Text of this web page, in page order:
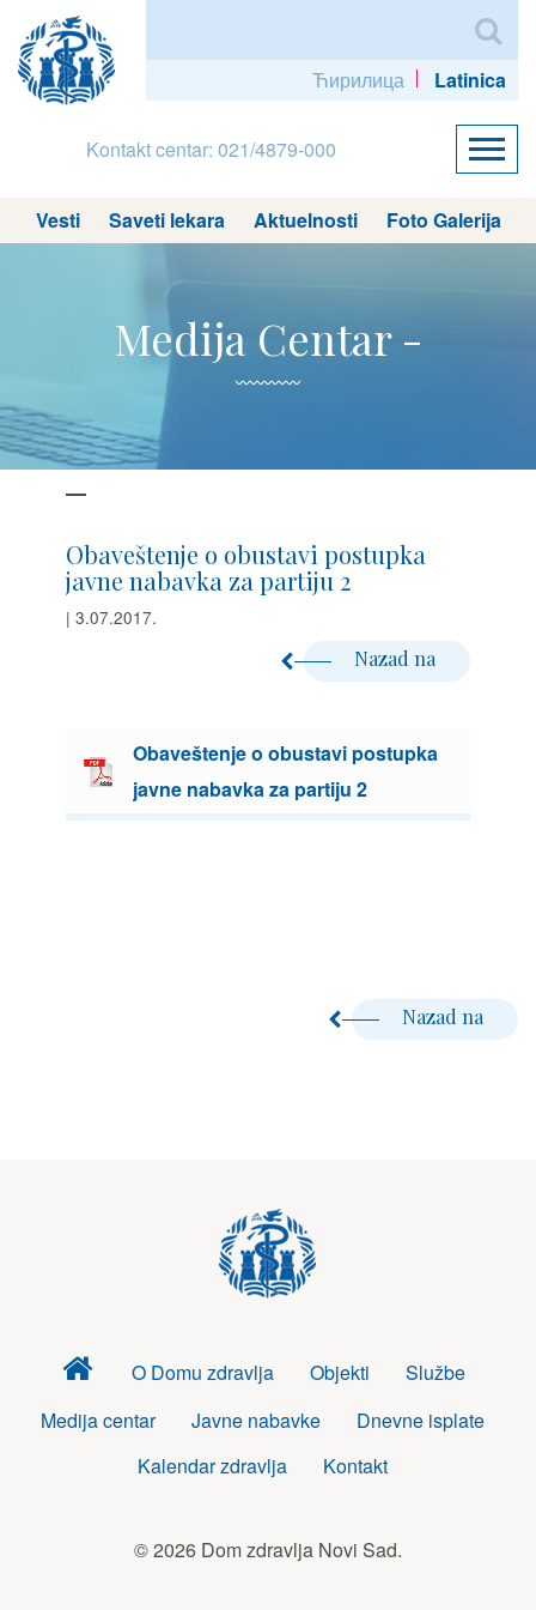
Ћирилица Latinica
Kontakt centar: 021/4879-000
Vesti Saveti lekara Aktuelnosti Foto Galerija
Medija Centar -
Obaveštenje o obustavi postupka
javne nabavka za partiju 2
| 3.07.2017.
Nazad na
Obaveštenje o obustavi postupka
javne nabavka za partiju 2
Nazad na
Dom
zdravlja
O Domu zdravlja Objekti
Službe
Medija centar
Javne nabavke
Dnevne isplate
Kalendar zdravlja
Kontakt
© 2026 Dom zdravlja Novi Sad.